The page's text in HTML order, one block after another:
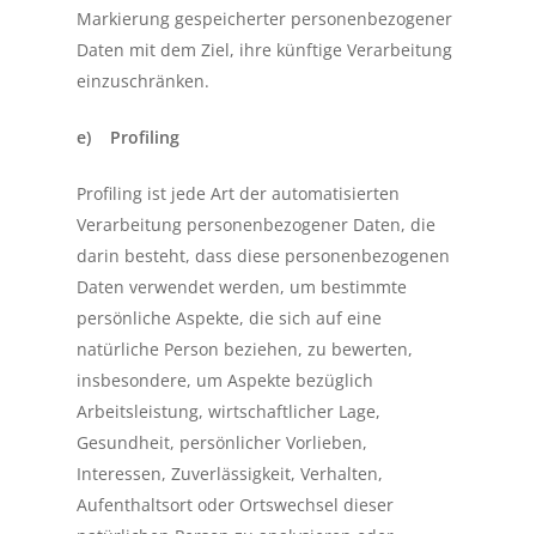
Markierung gespeicherter personenbezogener
Daten mit dem Ziel, ihre künftige Verarbeitung
einzuschränken.
e) Profiling
Profiling ist jede Art der automatisierten
Verarbeitung personenbezogener Daten, die
darin besteht, dass diese personenbezogenen
Daten verwendet werden, um bestimmte
persönliche Aspekte, die sich auf eine
natürliche Person beziehen, zu bewerten,
insbesondere, um Aspekte bezüglich
Arbeitsleistung, wirtschaftlicher Lage,
Gesundheit, persönlicher Vorlieben,
Interessen, Zuverlässigkeit, Verhalten,
Aufenthaltsort oder Ortswechsel dieser